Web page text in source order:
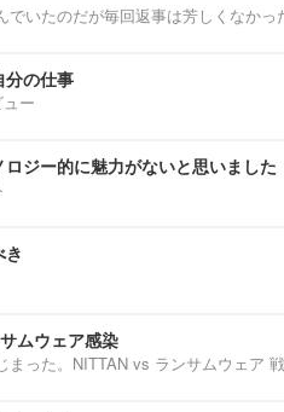
いたのだが毎回返事は芳しくなかっ
分の仕事
ー
ジー的に魅力がないと思いました
き
ムウェア感染
った。NITTAN vs ランサムウェア